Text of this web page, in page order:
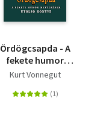
Ördögcsapda - A
fekete humor
mesterének utolsó
Kurt Vonnegut